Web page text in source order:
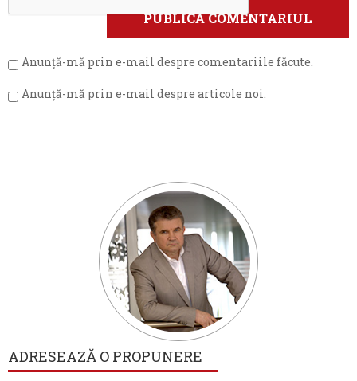
Anunță-mă prin e-mail despre comentariile făcute.
Anunță-mă prin e-mail despre articole noi.
ADRESEAZĂ O PROPUNERE